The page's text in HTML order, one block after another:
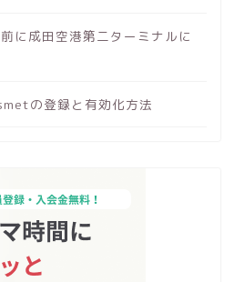
成田空港第二ターミナルに
の登録と有効化方法